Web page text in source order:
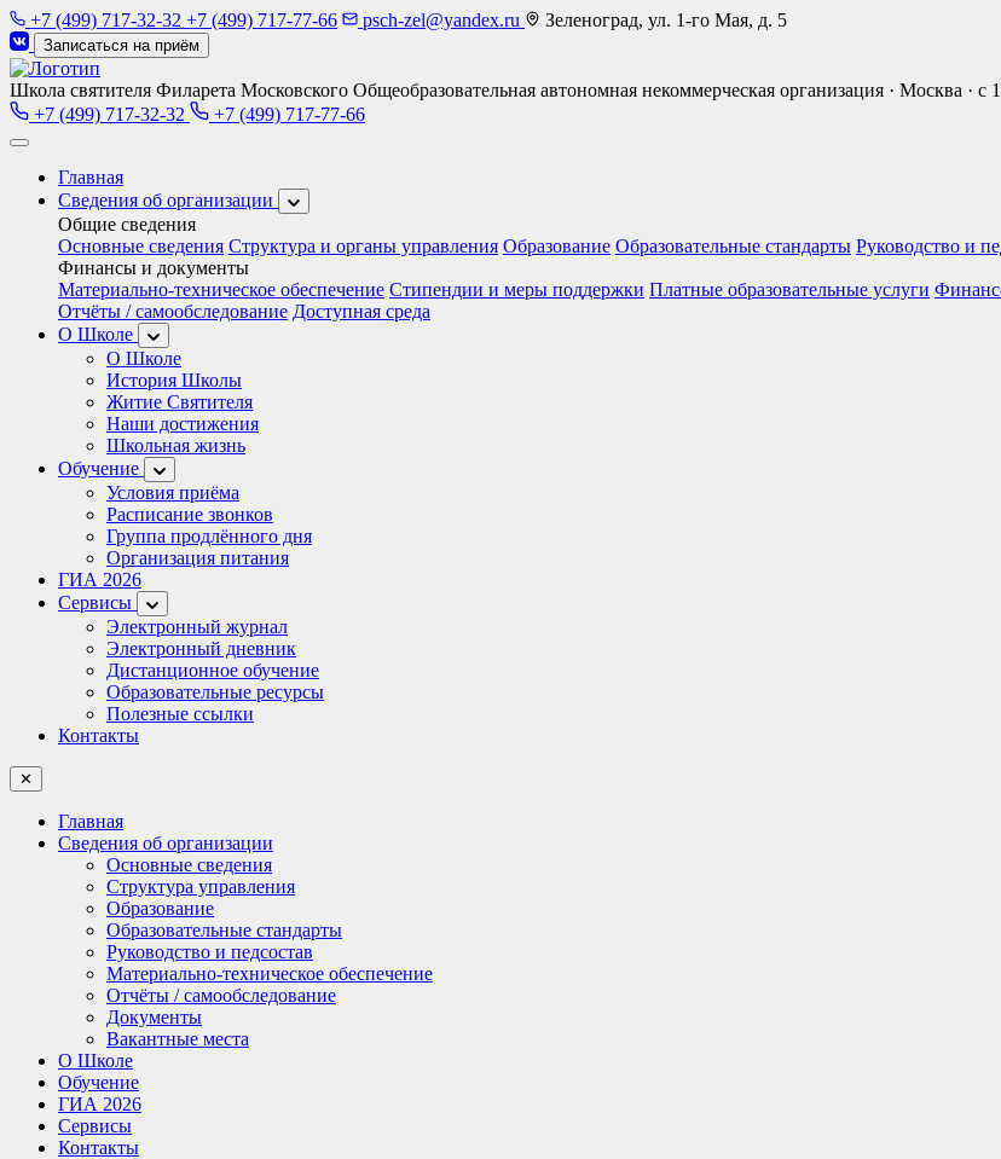
+7 (499) 717-32-32 +7 (499) 717-77-66 psch-zel@yandex.ru Зеленоград, ул. 1-го Мая, д. 5
Записаться на приём
Школа святителя Филарета Московского Общеобразовательная автономная некоммерческая организация · Москва · с
+7 (499) 717-32-32
+7 (499) 717-77-66
Главная
Сведения об организации
Общие сведения
Основные сведения Структура и органы управления Образование Образовательные стандарты Руководство и
Финансы и документы
Материально-техническое обеспечение Стипендии и меры поддержки Платные образовательные услуги
Отчёты / самообследование Доступная среда
О Школе
О Школе
История Школы
Житие Святителя
Наши достижения
Школьная жизнь
Обучение
Условия приёма
Расписание звонков
Группа продлённого дня
Организация питания
ГИА 2026
Сервисы
Электронный журнал
Электронный дневник
Дистанционное обучение
Образовательные ресурсы
Полезные ссылки
Контакты
✕
Главная
Сведения об организации
Основные сведения
Структура управления
Образование
Образовательные стандарты
Руководство и педсостав
Материально-техническое обеспечение
Отчёты / самообследование
Документы
Вакантные места
О Школе
Обучение
ГИА 2026
Сервисы
Контакты